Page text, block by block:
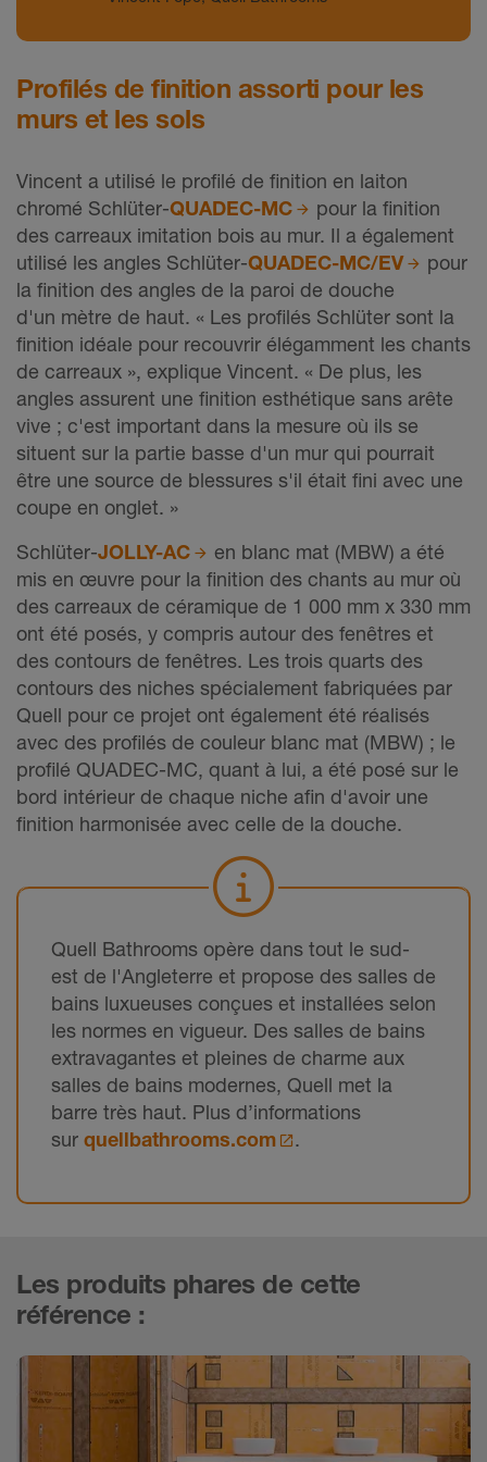
Profilés de finition assorti pour les
murs et les sols
Vincent a utilisé le profilé de finition en laiton
chromé Schlüter-QUADEC-MC
pour la finition
des carreaux imitation bois au mur. Il a également
utilisé les angles Schlüter-QUADEC-MC/EV
pour
la finition des angles de la paroi de douche
d'un mètre de haut. « Les profilés Schlüter sont la
finition idéale pour recouvrir élégamment les chants
de carreaux », explique Vincent. « De plus, les
angles assurent une finition esthétique sans arête
vive ; c'est important dans la mesure où ils se
situent sur la partie basse d'un mur qui pourrait
être une source de blessures s'il était fini avec une
coupe en onglet. »
Schlüter-JOLLY-AC
en blanc mat (MBW) a été
mis en œuvre pour la finition des chants au mur où
des carreaux de céramique de 1 000 mm x 330 mm
ont été posés, y compris autour des fenêtres et
des contours de fenêtres. Les trois quarts des
contours des niches spécialement fabriquées par
Quell pour ce projet ont également été réalisés
avec des profilés de couleur blanc mat (MBW) ; le
profilé QUADEC-MC, quant à lui, a été posé sur le
bord intérieur de chaque niche afin d'avoir une
finition harmonisée avec celle de la douche.
Quell Bathrooms opère dans tout le sud-
est de l'Angleterre et propose des salles de
bains luxueuses conçues et installées selon
les normes en vigueur. Des salles de bains
extravagantes et pleines de charme aux
salles de bains modernes, Quell met la
barre très haut. Plus d’informations
sur quellbathrooms.com .
Les produits phares de cette
référence :